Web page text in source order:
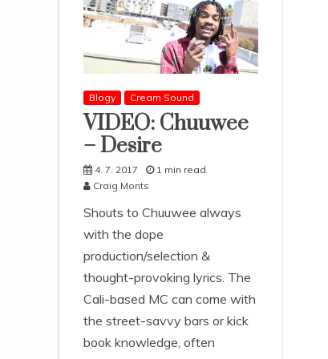
Blogy Cream Sound
VIDEO: Chuuwee
– Desire
4. 7. 2017
1 min read
Craig Monts
Shouts to Chuuwee always
with the dope
production/selection &
thought-provoking lyrics. The
Cali-based MC can come with
the street-savvy bars or kick
book knowledge, often